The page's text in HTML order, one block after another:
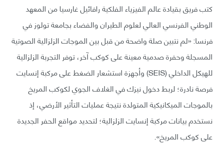
كتب فريق بقيادة عالم الفيزياء الفلكية رافائيل غارسيا من المعهد
الوطني الفرنسي العالي لعلوم الطيران والفضاء بجامعة تولوز في
فرنسا: «لم نتبين صلة واضحة من قبل بين الموجات الزلزالية الصوتية
المسجلة وحفرة صدمية معينة على كوكب آخر، توفر التجربة الزلزالية
للهيكل الداخلي (SEIS) وأجهزة استشعار الضغط على مركبة إنسايت
فرصة نادرة؛ لربط دخول نيزك في الغلاف الجوي لكوكب المريخ
بالموجات الميكانيكية المتولدة نتيجة عمليات التأثير الأرضي، إذ
نستخدم بيانات مركبة إنسايت الزلزالية؛ لتحديد مواقع الحفر الجديدة
على كوكب المريخ».